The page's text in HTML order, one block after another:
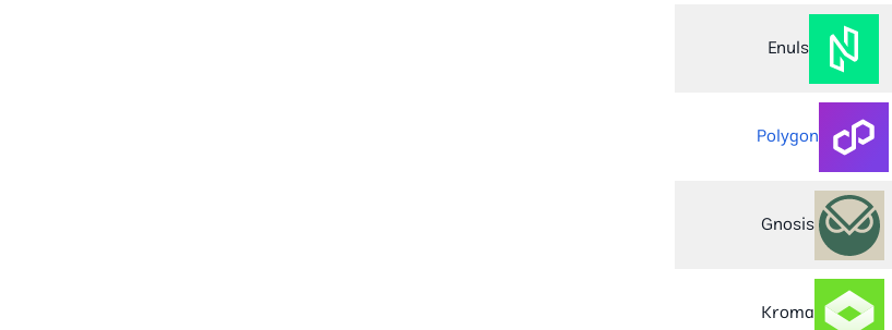
Enuls
Polygon
Gnosis
Kroma